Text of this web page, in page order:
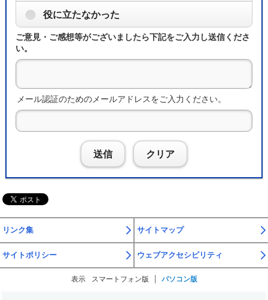
役に立たなかった
ご意見・ご感想等がございましたら下記をご入力し送信くださ
い。
メール認証のためのメールアドレスをご入力ください。
送信 クリア
リンク集 サイトマップ
サイトポリシー ウェブアクセシビリティ
表示 スマートフォン版 パソコン版